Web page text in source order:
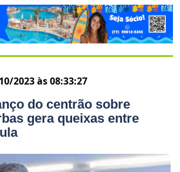
2023 às 08:33:27
do centrão sobre
gera queixas entre